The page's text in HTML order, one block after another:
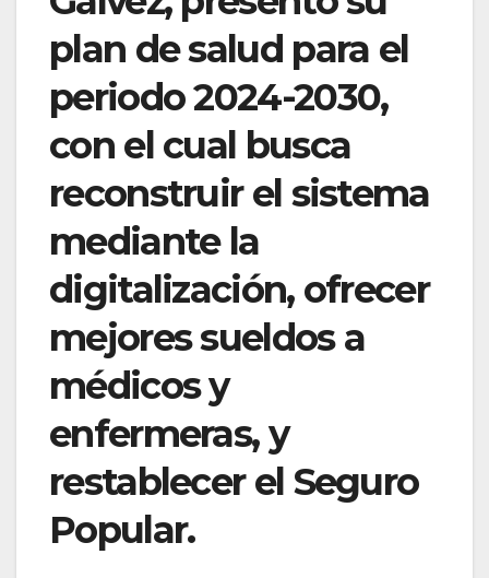
plan de salud para el
periodo 2024-2030,
con el cual busca
reconstruir el sistema
mediante la
digitalización, ofrecer
mejores sueldos a
médicos y
enfermeras, y
restablecer el Seguro
Popular.